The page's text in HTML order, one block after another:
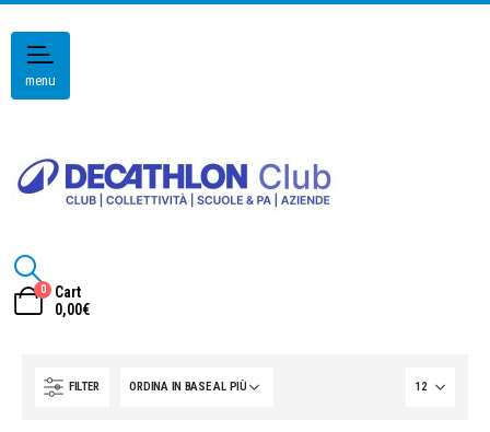
menu
0
Cart
0,00€
FILTER